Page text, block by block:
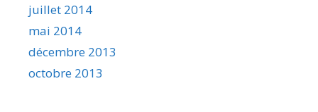
juillet 2014
mai 2014
décembre 2013
octobre 2013